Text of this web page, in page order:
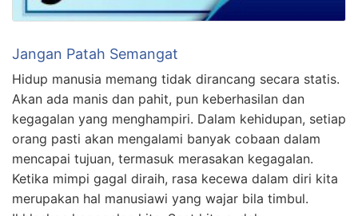
Jangan Patah Semangat
Hidup manusia memang tidak dirancang secara statis.
Akan ada manis dan pahit, pun keberhasilan dan
kegagalan yang menghampiri. Dalam kehidupan, setiap
orang pasti akan mengalami banyak cobaan dalam
mencapai tujuan, termasuk merasakan kegagalan.
Ketika mimpi gagal diraih, rasa kecewa dalam diri kita
merupakan hal manusiawi yang wajar bila timbul.